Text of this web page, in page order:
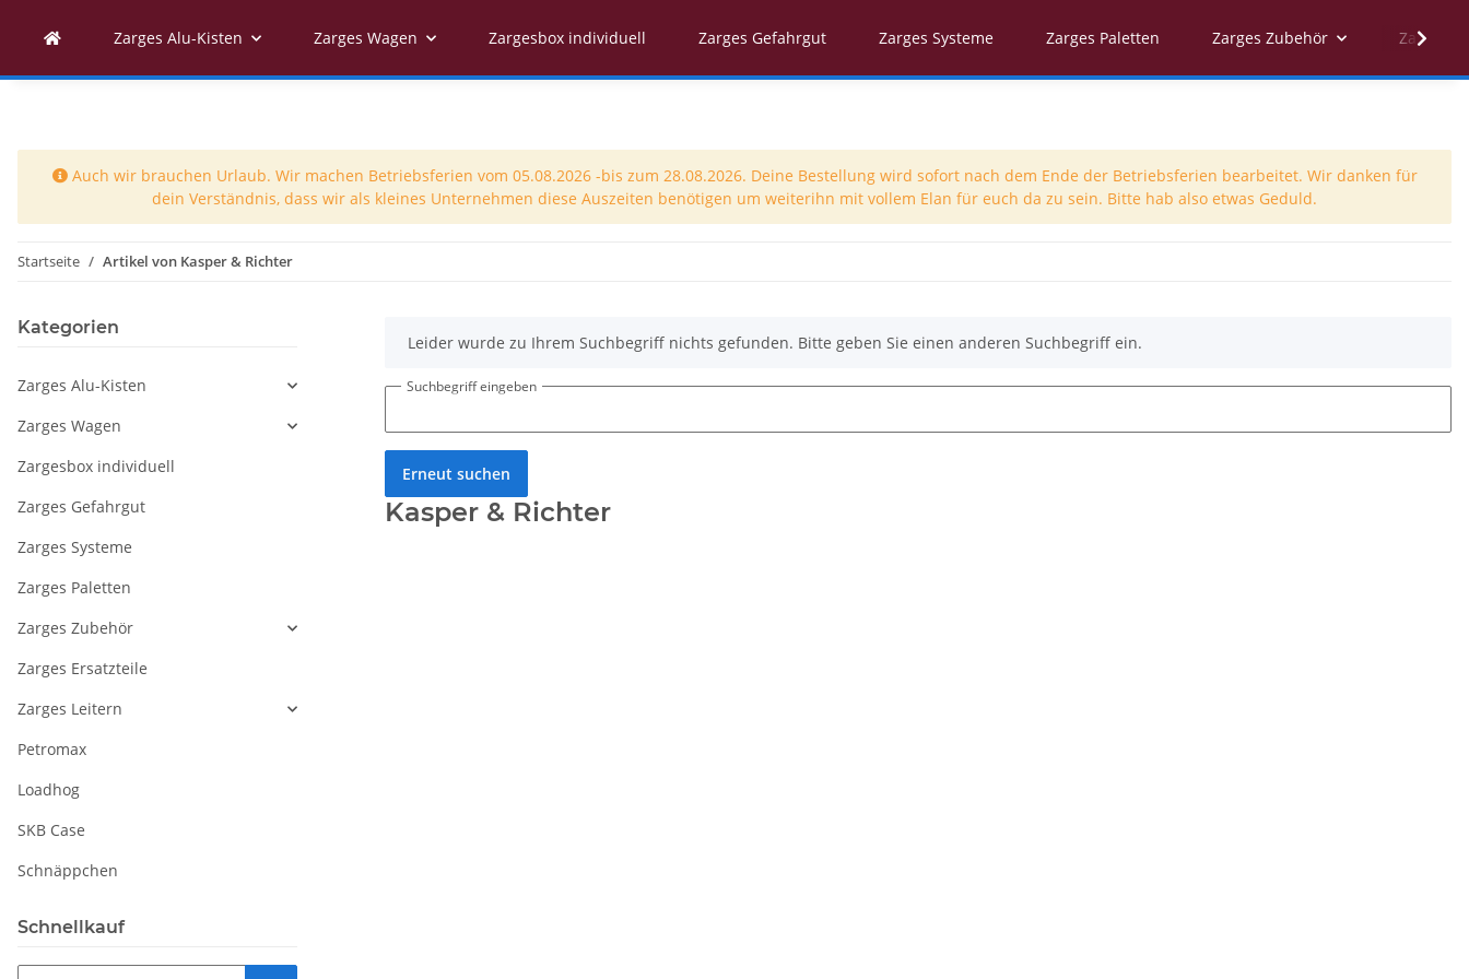
Zarges Alu-Kisten Zarges Wagen Zargesbox individuell Zarges Gefahrgut Zarges Systeme Zarges Paletten Zarges Zubehör Zarges
Auch wir brauchen Urlaub. Wir machen Betriebsferien vom 05.08.2026 -bis zum 28.08.2026. Deine Bestellung wird sofort nach dem Ende der Betriebsferien bearbeitet. Wir danken für
dein Verständnis, dass wir als kleines Unternehmen diese Auszeiten benötigen um weiterihn mit vollem Elan für euch da zu sein. Bitte hab also etwas Geduld.
Startseite Artikel von Kasper & Richter
xLeider wurde zu Ihrem Suchbegriff nichts gefunden. Bitte geben Sie einen anderen Suchbegriff ein.
Suchbegriff eingeben
Erneut suchen
Kasper & Richter
Kategorien
Zarges Alu-Kisten
Zarges Wagen
Zargesbox individuell
Zarges Gefahrgut
Zarges Systeme
Zarges Paletten
Zarges Zubehör
Zarges Ersatzteile
Zarges Leitern
Petromax
Loadhog
SKB Case
Schnäppchen
Schnellkauf